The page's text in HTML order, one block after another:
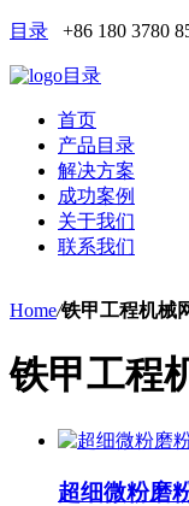
目录 +86 180 3780
目录
首页
产品目录
解决方案
成功案例
关于我们
联系我们
Home/铁甲工程机械
铁甲工程
超细微粉磨